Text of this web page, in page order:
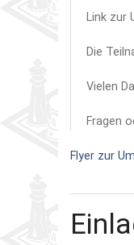
Link zur
Die
Vielen
Fragen
Flyer zur